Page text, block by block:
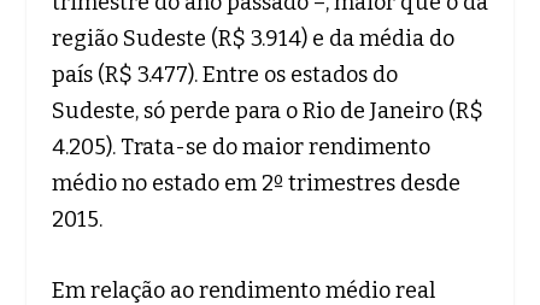
região Sudeste (R$ 3.914) e da média do
país (R$ 3.477). Entre os estados do
Sudeste, só perde para o Rio de Janeiro (R$
4.205). Trata-se do maior rendimento
médio no estado em 2º trimestres desde
2015.
Em relação ao rendimento médio real